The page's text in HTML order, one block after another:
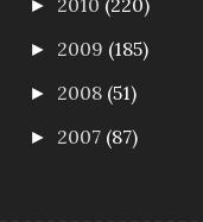
►
► 2009 (185)
► 2008 (51)
► 2007 (87)